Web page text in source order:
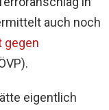
auch noch
gegen
eigentlich